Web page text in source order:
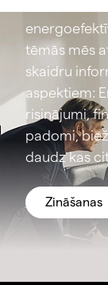
tēmās mēs
skaidru
aspektiem:
risinājumi,
padomi,
daudz kas
Zināšanas